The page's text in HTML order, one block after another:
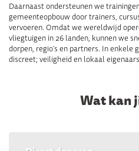
Daarnaast ondersteunen we
gemeenteopbouw door trainers,
vervoeren. Omdat we wereldwijd
vliegtuigen in 26 landen, kunnen we
dorpen, regio’s en partners. In enkele
discreet; veiligheid en lokaal
Wat kan